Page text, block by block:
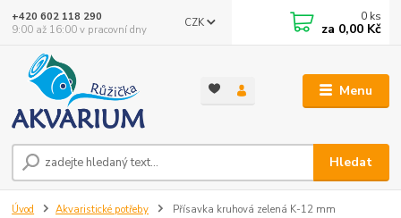
Menu
CZK
Hledat
+420 602 118 290
9:00 až 16:00 v pracovní dny
0 ks
za 0,00 Kč
Úvod Akvaristické potřeby Přísavka kruhová zelená K-12 mm